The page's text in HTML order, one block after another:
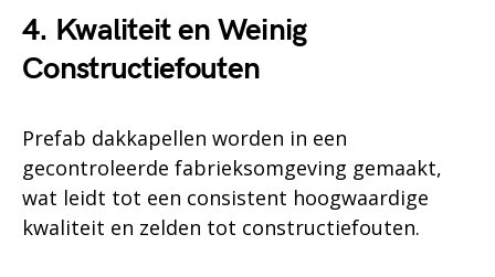
4. Kwaliteit en Weinig
Constructiefouten
Prefab dakkapellen worden in een
gecontroleerde fabrieksomgeving gemaakt,
wat leidt tot een consistent hoogwaardige
kwaliteit en zelden tot constructiefouten.